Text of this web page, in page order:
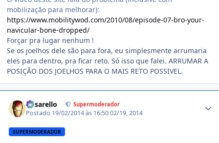
mobilização para melhorar):
https://www.mobilitywod.com/2010/08/episode-07-bro-your-
navicular-bone-dropped/
Forçar pra lugar nenhum !
Se os joelhos dele são para fora, eu simplesmente arrumaria
eles para dentro, pra ficar reto. Só isso que falei. ARRUMAR A
POSIÇÃO DOS JOELHOS PARA O MAIS RETO POSSIVEL.
busarello Supermoderador
Postado 19/02/2014 às 16:5002/19, 2014
SUPERMODERADOR